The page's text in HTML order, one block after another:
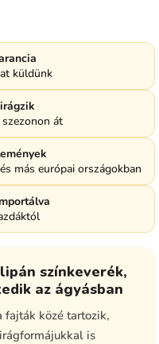
küldünk
át
más európai országokban
színkeverék,
az ágyásban
fajták közé tartozik,
is